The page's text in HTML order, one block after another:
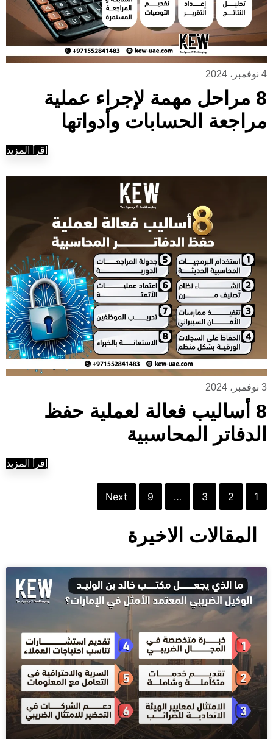
4 نوفمبر، 2024
8 مراحل مهمة لإجراء عملية
مراجعة الحسابات وأدواتها
إقرأ المزيد
3 نوفمبر، 2024
8 أساليب فعالة لعملية حفظ
الدفاتر المحاسبية
إقرأ المزيد
1
2
3
…
9
Next
المقالات الاخيرة